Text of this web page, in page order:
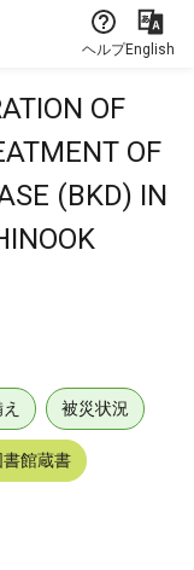
ヘルプEnglish
OF
OF
(BKD) IN
被災状況
館蔵書